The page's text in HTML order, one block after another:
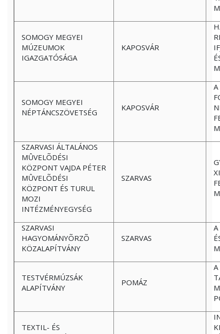
SOMOGY MEGYEI
MÚZEUMOK
IGAZGATÓSÁGA
KAPOSVÁR
SOMOGY MEGYEI
NÉPTÁNCSZÖVETSÉG
KAPOSVÁR
SZARVASI ÁLTALÁNOS
MÛVELÕDÉSI
KÖZPONT VAJDA PÉTER
MÛVELÕDÉSI
KÖZPONT ÉS TURUL
MOZI
INTÉZMÉNYEGYSÉG
SZARVAS
SZARVASI
HAGYOMÁNYÕRZÕ
KÖZALAPÍTVÁNY
SZARVAS
A
TESTVÉRMÚZSÁK
ALAPÍTVÁNY
POMÁZ
A
TEXTIL- ÉS